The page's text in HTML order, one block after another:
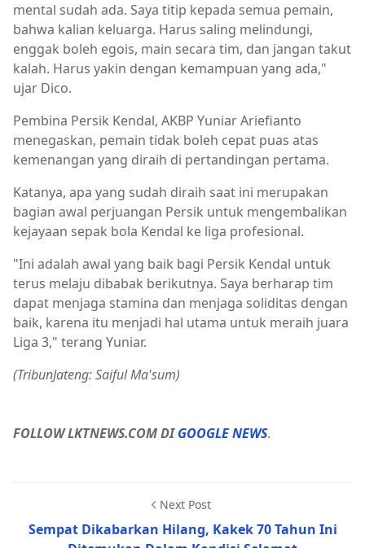
mental sudah ada. Saya titip kepada semua pemain,
bahwa kalian keluarga. Harus saling melindungi,
enggak boleh egois, main secara tim, dan jangan takut
kalah. Harus yakin dengan kemampuan yang ada,"
ujar Dico.
Pembina Persik Kendal, AKBP Yuniar Ariefianto
menegaskan, pemain tidak boleh cepat puas atas
kemenangan yang diraih di pertandingan pertama.
Katanya, apa yang sudah diraih saat ini merupakan
bagian awal perjuangan Persik untuk mengembalikan
kejayaan sepak bola Kendal ke liga profesional.
"Ini adalah awal yang baik bagi Persik Kendal untuk
terus melaju dibabak berikutnya. Saya berharap tim
dapat menjaga stamina dan menjaga soliditas dengan
baik, karena itu menjadi hal utama untuk meraih juara
Liga 3," terang Yuniar.
(TribunJateng: Saiful Ma'sum)
FOLLOW LKTNEWS.COM DIGOOGLE NEWS.
Next Post
Sempat Dikabarkan Hilang, Kakek 70 Tahun Ini